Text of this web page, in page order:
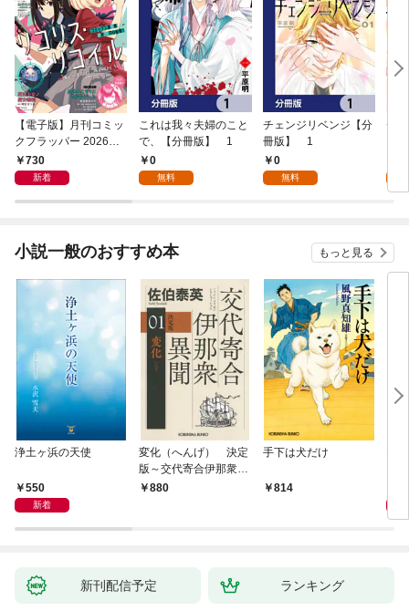
【電子版】月刊コミッ
クフラッパー 2026年9
月号730
新着
これは我々夫婦のこと
で、【分冊版】 1
0
無料
チェンジリベンジ【分
冊版】 1
0
無料
チ
小説一般のおすすめ本 もっと見る
浄土ヶ浜の天使
550
新着
変化（へんげ） 決定
版～交代寄合伊那衆異
聞（1）～
880
手下は犬だけ
814
新刊配信予定 ランキング